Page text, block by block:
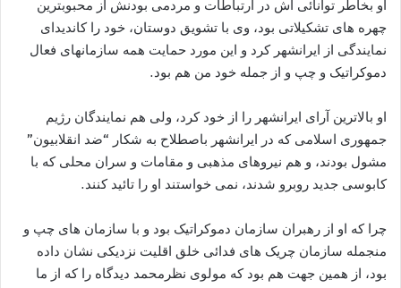
او بخاطر توانائی اش در ارتباطات و مردمی بودنش از محبوبترین
چهره های تشکیلاتی بود، وی با تشویق دوستان، خود را کاندیدای
نمایندگی از ایرانشهر کرد و این مورد حمایت همه سازمانهای فعال
دموکراتیک و چپ و از جمله خود من هم بود.
او بالاترین آرای ایرانشهر را از خود کرد، ولی هم نمایندگان رژیم
جمهوری اسلامی که در ایرانشهر باصطلاح به شکار “ضد انقلابیون”
مشول بودند، و هم نیروهای مذهبی و مقامات و سران محلی که با
کابوسی جدید روبرو شدند، نمی خواستند او را تائید کنند.
چرا که او از رهبران سازمان دموکراتیک بود و با سازمان های چپ و
منجمله سازمان چریک های فدائی خلق اقلیت نزدیکی نشان داده
بود، از همین جهت هم بود که مولوی نظرمحمد دیدگاه را که از ما